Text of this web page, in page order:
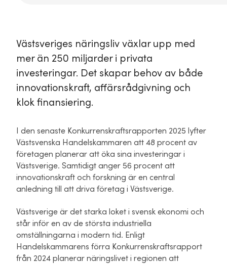
Västsveriges näringsliv växlar upp med
mer än 250 miljarder i privata
investeringar. Det skapar behov av både
innovationskraft, affärsrådgivning och
klok finansiering.
I den senaste Konkurrenskraftsrapporten 2025 lyfter
Västsvenska Handelskammaren att 48 procent av
företagen planerar att öka sina investeringar i
Västsverige. Samtidigt anger 56 procent att
innovationskraft och forskning är en central
anledning till att driva företag i Västsverige.
Västsverige är det starka loket i svensk ekonomi och
står inför en av de största industriella
omställningarna i modern tid. Enligt
Handelskammarens förra Konkurrenskraftsrapport
från 2024 planerar näringslivet i regionen att